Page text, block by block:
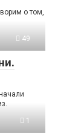
о том,
49
1